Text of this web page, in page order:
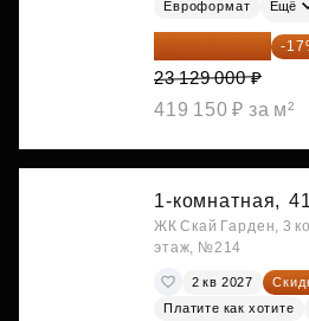
Евроформат Ещё
19 197 070 ₽ -
23 129 000 ₽
419 150 ₽ за м²
1-комнатная,
ЖК Скай Гарден, 3
этаж, №214
2 кв 2027
Платите как хотите